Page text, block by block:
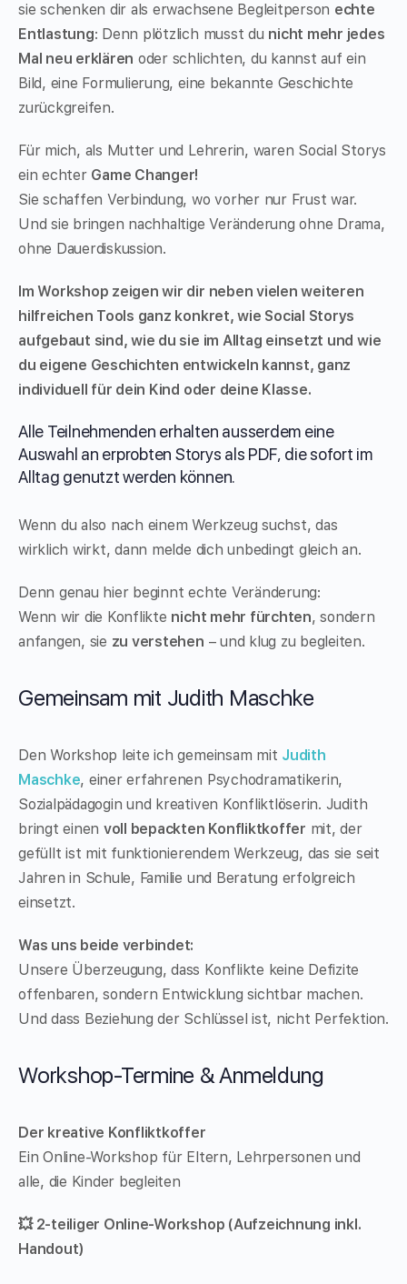
sie schenken dir als erwachsene Begleitperson echte
Entlastung: Denn plötzlich musst du nicht mehr jedes
Mal neu erklären oder schlichten, du kannst auf ein
Bild, eine Formulierung, eine bekannte Geschichte
zurückgreifen.
Für mich, als Mutter und Lehrerin, waren Social Storys
ein echter Game Changer!
Sie schaffen Verbindung, wo vorher nur Frust war.
Und sie bringen nachhaltige Veränderung ohne Drama,
ohne Dauerdiskussion.
Im Workshop zeigen wir dir neben vielen weiteren
hilfreichen Tools ganz konkret, wie Social Storys
aufgebaut sind, wie du sie im Alltag einsetzt und wie
du eigene Geschichten entwickeln kannst, ganz
individuell für dein Kind oder deine Klasse.
Alle Teilnehmenden erhalten ausserdem eine
Auswahl an erprobten Storys als PDF, die sofort im
Alltag genutzt werden können.
Wenn du also nach einem Werkzeug suchst, das
wirklich wirkt, dann melde dich unbedingt gleich an.
Denn genau hier beginnt echte Veränderung:
Wenn wir die Konflikte nicht mehr fürchten, sondern
anfangen, sie zu verstehen – und klug zu begleiten.
Gemeinsam mit Judith Maschke
Den Workshop leite ich gemeinsam mit Judith
Maschke, einer erfahrenen Psychodramatikerin,
Sozialpädagogin und kreativen Konfliktlöserin. Judith
bringt einen voll bepackten Konfliktkoffer mit, der
gefüllt ist mit funktionierendem Werkzeug, das sie seit
Jahren in Schule, Familie und Beratung erfolgreich
einsetzt.
Was uns beide verbindet:
Unsere Überzeugung, dass Konflikte keine Defizite
offenbaren, sondern Entwicklung sichtbar machen.
Und dass Beziehung der Schlüssel ist, nicht Perfektion.
Workshop-Termine & Anmeldung
Der kreative Konfliktkoffer
Ein Online-Workshop für Eltern, Lehrpersonen und
alle, die Kinder begleiten
💥 2-teiliger Online-Workshop (Aufzeichnung inkl.
Handout)